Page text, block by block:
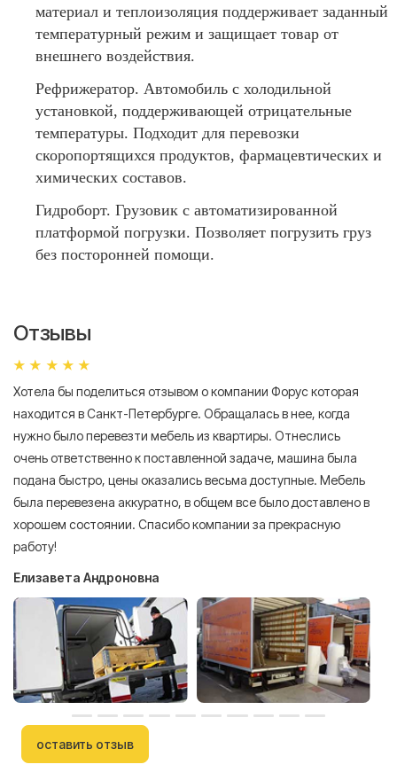
материал и теплоизоляция поддерживает заданный
температурный режим и защищает товар от
внешнего воздействия.
Рефрижератор. Автомобиль с холодильной
установкой, поддерживающей отрицательные
температуры. Подходит для перевозки
скоропортящихся продуктов, фармацевтических и
химических составов.
Гидроборт. Грузовик с автоматизированной
платформой погрузки. Позволяет погрузить груз
без посторонней помощи.
Отзывы
Хотела бы поделиться отзывом о компании Форус которая
находится в Санкт-Петербурге. Обращалась в нее, когда
нужно было перевезти мебель из квартиры. Отнеслись
очень ответственно к поставленной задаче, машина была
подана быстро, цены оказались весьма доступные. Мебель
была перевезена аккуратно, в общем все было доставлено в
хорошем состоянии. Спасибо компании за прекрасную
работу!
Елизавета Андроновна
оставить отзыв